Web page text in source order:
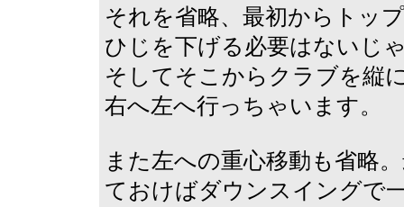
それを省略、最初からトッ
ひじを下げる必要はないじ
そしてそこからクラブを縦
右へ左へ行っちゃいます。
また左への重心移動も省略
ておけばダウンスイングで